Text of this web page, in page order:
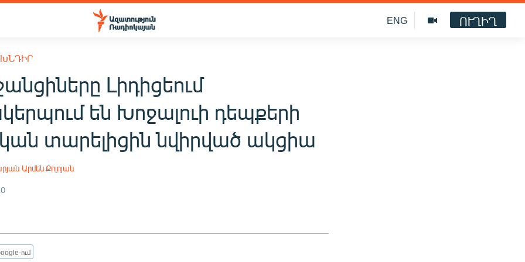
ENG ՈՒՂԻՂ
Լիդիցեում
են Խոջալուի դեպքերի
տարելիցին նվիրված ակցիա
Արմեն Քոլոյան
ում